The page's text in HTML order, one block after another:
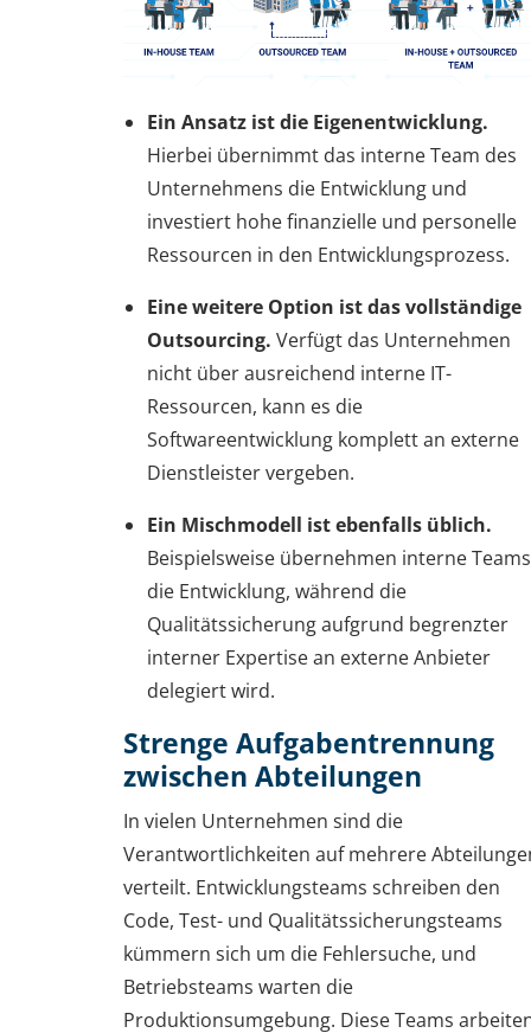
Ein Ansatz ist die Eigenentwicklung.
Hierbei übernimmt das interne Team des
Unternehmens die Entwicklung und
investiert hohe finanzielle und personelle
Ressourcen in den Entwicklungsprozess.
Eine weitere Option ist das vollständige
Outsourcing. Verfügt das Unternehmen
nicht über ausreichend interne IT-
Ressourcen, kann es die
Softwareentwicklung komplett an externe
Dienstleister vergeben.
Ein Mischmodell ist ebenfalls üblich.
Beispielsweise übernehmen interne Teams
die Entwicklung, während die
Qualitätssicherung aufgrund begrenzter
interner Expertise an externe Anbieter
delegiert wird.
Strenge Aufgabentrennung
zwischen Abteilungen
In vielen Unternehmen sind die
Verantwortlichkeiten auf mehrere
verteilt. Entwicklungsteams schreiben den
Code, Test- und Qualitätssicherungsteams
kümmern sich um die Fehlersuche, und
Betriebsteams warten die
Produktionsumgebung. Diese Teams